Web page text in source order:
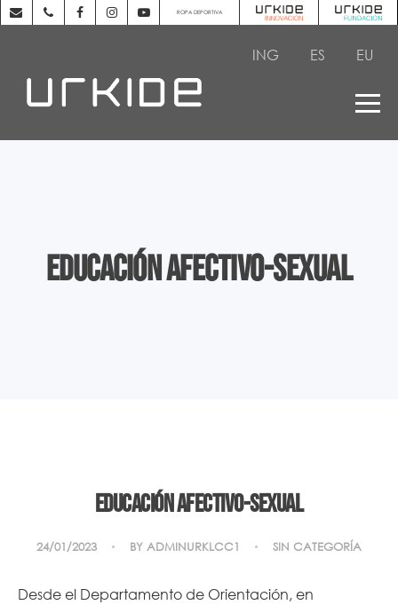
ROPA DEPORTIVA
ING ES EU
EDUCACIÓN AFECTIVO-SEXUAL
EDUCACIÓN AFECTIVO-SEXUAL
24/01/2023 BY ADMINURKLCC1 SIN CATEGORÍA
Desde el Departamento de Orientación, en